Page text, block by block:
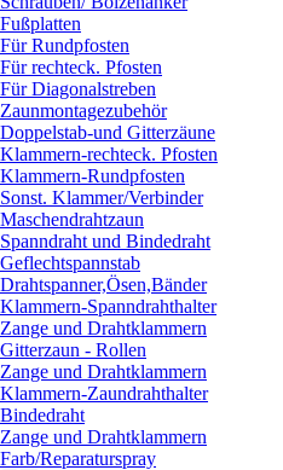
Fußplatten
Für Rundpfosten
Für rechteck. Pfosten
Für Diagonalstreben
Zaunmontagezubehör
Doppelstab-und Gitterzäune
Klammern-rechteck. Pfosten
Klammern-Rundpfosten
Sonst. Klammer/Verbinder
Maschendrahtzaun
Spanndraht und Bindedraht
Geflechtspannstab
Drahtspanner,Ösen,Bänder
Klammern-Spanndrahthalter
Zange und Drahtklammern
Gitterzaun - Rollen
Zange und Drahtklammern
Klammern-Zaundrahthalter
Bindedraht
Zange und Drahtklammern
Farb/Reparaturspray